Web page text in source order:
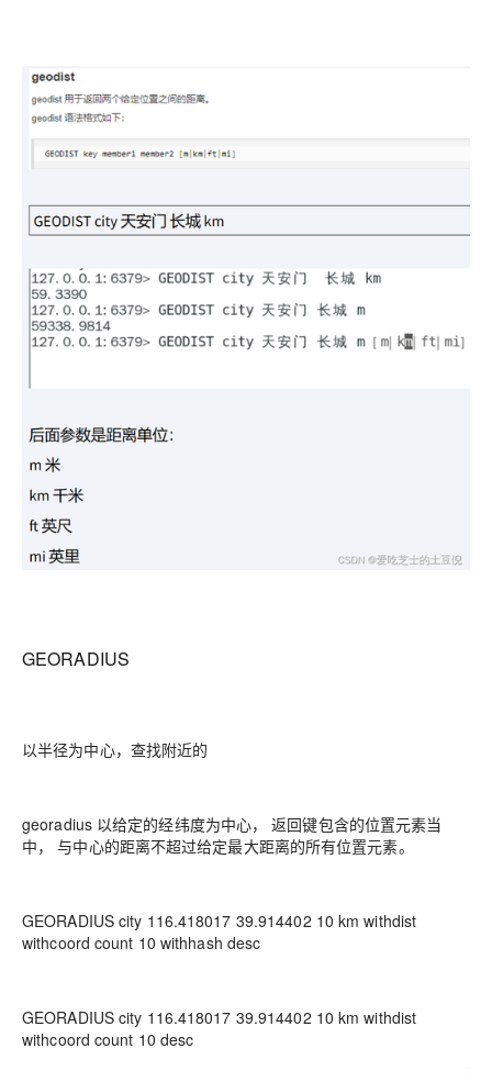
GEORADIUS
以半径为中心，查找附近的
georadius 以给定的经纬度为中心， 返回键包含的位置元素当
中， 与中心的距离不超过给定最大距离的所有位置元素。
GEORADIUS city 116.418017 39.914402 10 km withdist
withcoord count 10 withhash desc
GEORADIUS city 116.418017 39.914402 10 km withdist
withcoord count 10 desc